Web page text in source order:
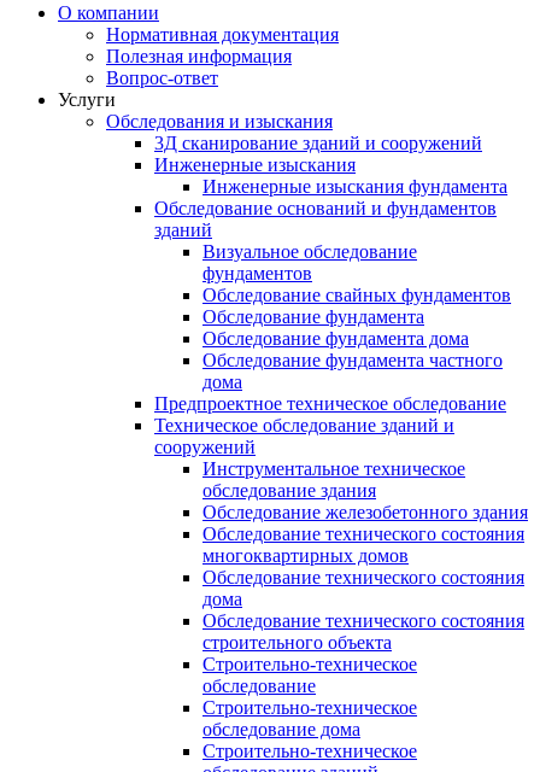
О компании
Нормативная документация
Полезная информация
Вопрос-ответ
Услуги
Обследования и изыскания
3Д сканирование зданий и сооружений
Инженерные изыскания
Инженерные изыскания фундамента
Обследование оснований и фундаментов
зданий
Визуальное обследование
фундаментов
Обследование свайных фундаментов
Обследование фундамента
Обследование фундамента дома
Обследование фундамента частного
дома
Предпроектное техническое обследование
Техническое обследование зданий и
сооружений
Инструментальное техническое
обследование здания
Обследование железобетонного здания
Обследование технического состояния
многоквартирных домов
Обследование технического состояния
дома
Обследование технического состояния
строительного объекта
Строительно-техническое
обследование
Строительно-техническое
обследование дома
Строительно-техническое